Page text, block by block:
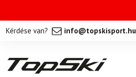
Kérdése van? info@topskisport.hu